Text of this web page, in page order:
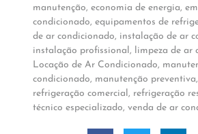
manutenção, economia de energia,
condicionado, equipamentos de
de ar condicionado, instalação de ar
instalação profissional , limpeza de ar
Locação de Ar Condicionado,
condicionado, manutenção preventiva,
refrigeração comercial , refrigeração
técnico especializado, venda de ar